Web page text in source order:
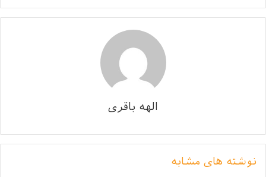
1.6 اندازه حیوانات
انتخاب حیوانات قانونی
شرایط لازم جهت
حیوانات خانگی
تأمین احتیاجات و شرایط محیطی
توجه به اقلیمی که حیوان مورد نظر در آن زندگی نموده
الهه باقری
نوشته های مشابه